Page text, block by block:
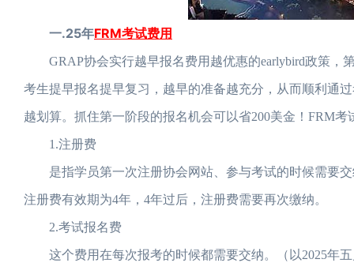
一.25年FRM考试费用
GRAP协会实行越早报名费用越优惠的earlybird政策，
考生提早报名提早复习，越早的准备越充分，从而顺利通
越划算。抓住第一阶段的报名机会可以省200美金！FRM
1.注册费
是指学员第一次注册协会网站、参与考试的时候需要交
注册费有效期为4年，4年过后，注册费需要再次缴纳。
2.考试报名费
这个费用在每次报考的时候都需要交纳。（以2025年五